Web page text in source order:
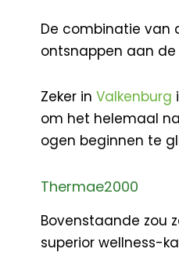
De combinatie van
ontsnappen aan de
Zeker in Valkenburg
om het helemaal
ogen beginnen te
Thermae2000
Bovenstaande zou
superior wellness-